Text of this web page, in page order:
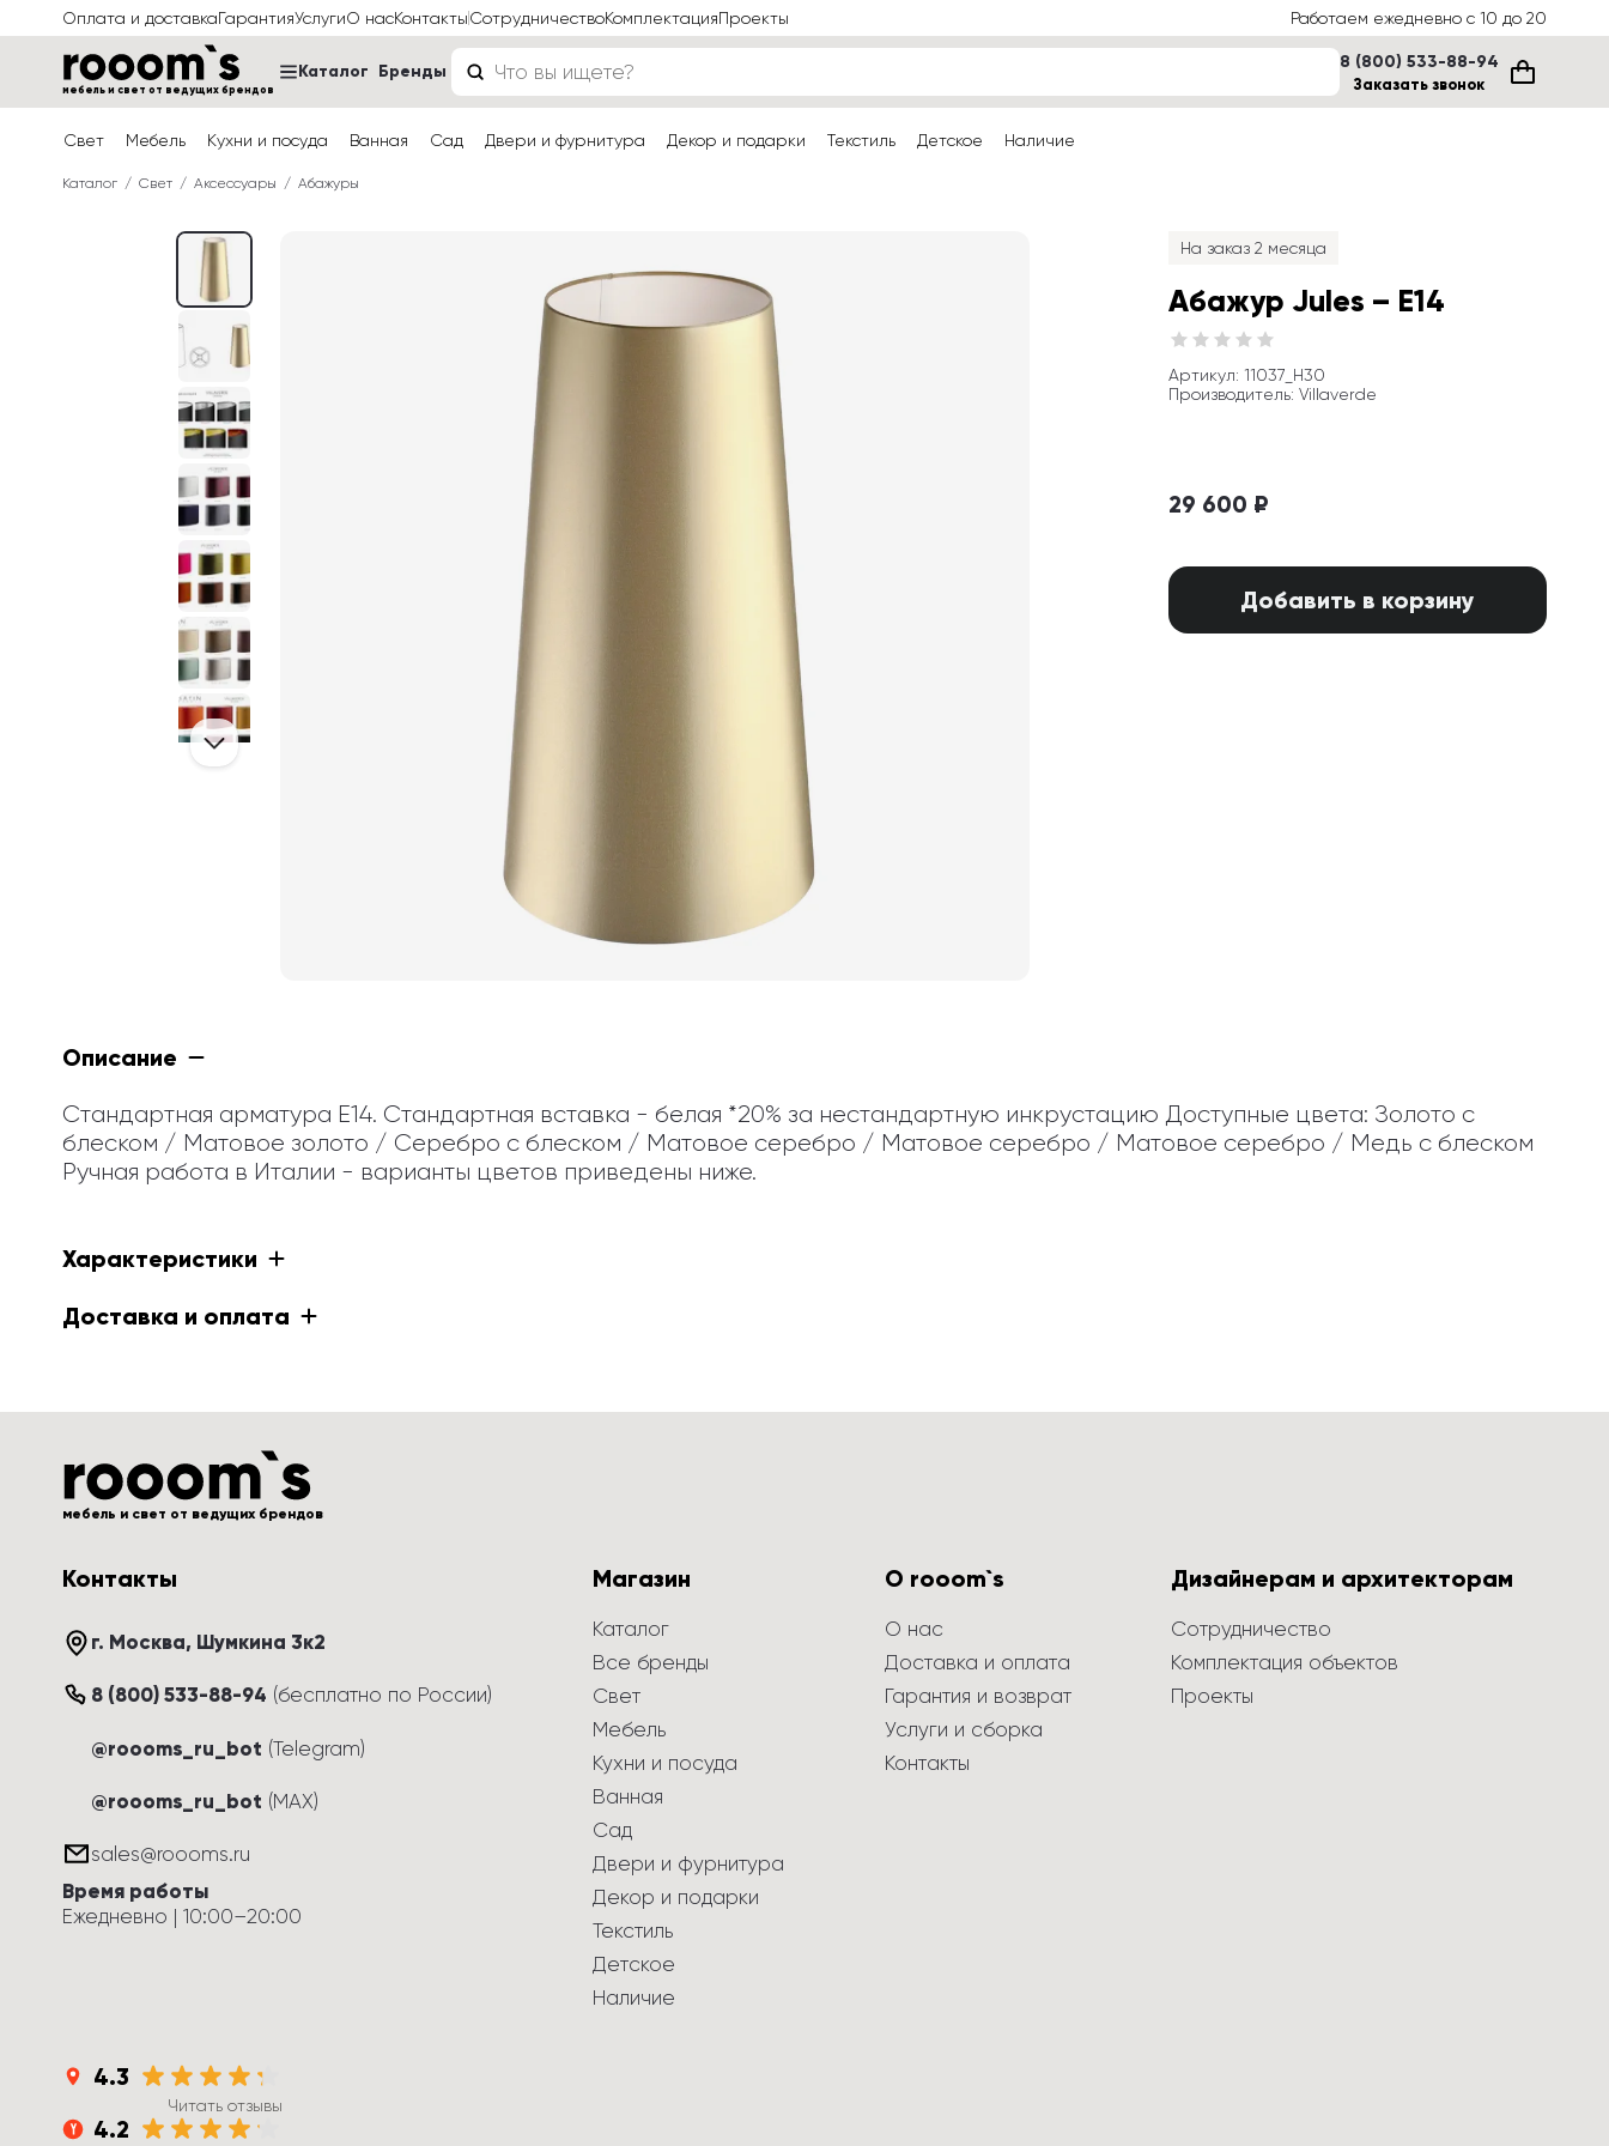
Оплата и доставкаГарантияУслугиО насКонтактыСотрудничествоКомплектацияПроекты Работаем ежедневно с 10 до 20
мебель и свет от ведущих брендов
Каталог Бренды 8 (800) 533-88-94
Заказать звонок
Свет Мебель Кухни и посуда Ванная Сад Двери и фурнитура Декор и подарки Текстиль Детское Наличие
Каталог Свет Аксессуары Абажуры
На заказ 2 месяца
Абажур Jules – E14
Артикул: 11037_H30
Производитель: Villaverde
29 600 ₽
Добавить в корзину
Описание
Стандартная арматура E14. Стандартная вставка - белая *20% за нестандартную инкрустацию Доступные цвета: Золото с
блеском / Матовое золото / Серебро с блеском / Матовое серебро / Матовое серебро / Матовое серебро / Медь с блеском
Ручная работа в Италии - варианты цветов приведены ниже.
Характеристики
Доставка и оплата
мебель и свет от ведущих брендов
Контакты
г. Москва, Шумкина 3к2
8 (800) 533-88-94 (бесплатно по России)
@roooms_ru_bot (Telegram)
@roooms_ru_bot (MAX)
sales@roooms.ru
Время работы
Ежедневно | 10:00–20:00
4.3
Читать отзывы
4.2
Магазин
Каталог
Все бренды
Свет
Мебель
Кухни и посуда
Ванная
Сад
Двери и фурнитура
Декор и подарки
Текстиль
Детское
Наличие
О rooom`s
О нас
Доставка и оплата
Гарантия и возврат
Услуги и сборка
Контакты
Дизайнерам и архитекторам
Сотрудничество
Комплектация объектов
Проекты